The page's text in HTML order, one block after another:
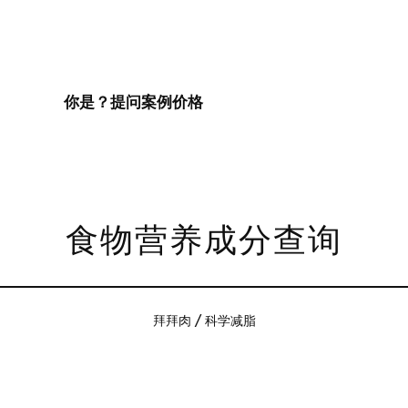
你是？ 提问案例价格
食物营养成分查询
拜拜肉 / 科学减脂